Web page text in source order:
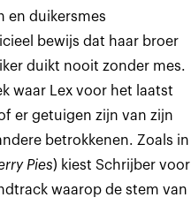
en duikersmes
bewijs dat haar broer
duikt nooit zonder mes.
waar Lex voor het laatst
er getuigen zijn van zijn
betrokkenen. Zoals in
Pies) kiest Schrijber voor
waarop de stem van